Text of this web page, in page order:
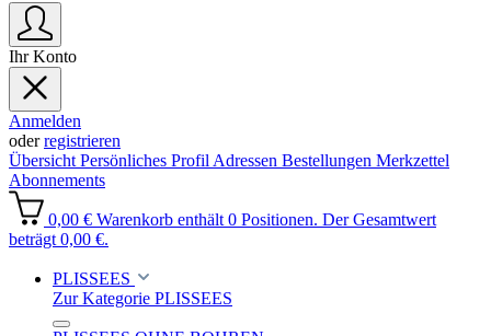
Ihr Konto
Anmelden
oderregistrieren
Übersicht Persönliches Profil Adressen Bestellungen Merkzettel
Abonnements
0,00 € Warenkorb enthält 0 Positionen. Der Gesamtwert
beträgt 0,00 €.
PLISSEES
Zur Kategorie PLISSEES